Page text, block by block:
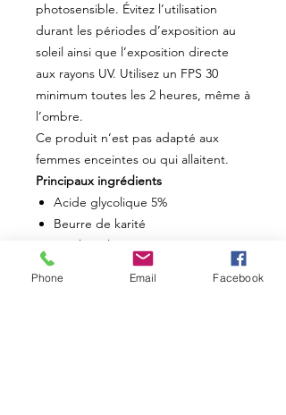
photosensible. Évitez l’utilisation
durant les périodes d’exposition au
soleil ainsi que l’exposition directe
aux rayons UV. Utilisez un FPS 30
minimum toutes les 2 heures, même à
l’ombre.
Ce produit n’est pas adapté aux
femmes enceintes ou qui allaitent.
Principaux ingrédients
Acide glycolique 5%
Beurre de karité
Panthénol
Squalane
Huile essentielle de cyprès
Phone Email Facebook